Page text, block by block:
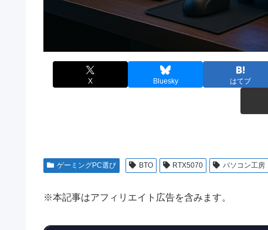
X Bluesky はてブ
ゲーミングPC選び BTO RTX5070 パソコン工房
※本記事はアフィリエイト広告を含みます。